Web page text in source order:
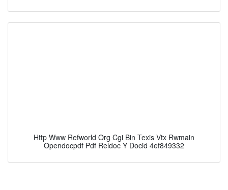
Http Www Refworld Org Cgi Bin Texis Vtx Rwmain
Opendocpdf Pdf Reldoc Y Docid 4ef849332